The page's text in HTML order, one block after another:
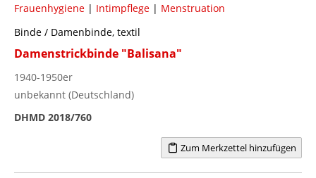
Frauenhygiene | Intimpflege | Menstruation
Binde / Damenbinde, textil
Damenstrickbinde "Balisana"
1940-1950er
unbekannt (Deutschland)
DHMD 2018/760
Zum Merkzettel hinzufügen